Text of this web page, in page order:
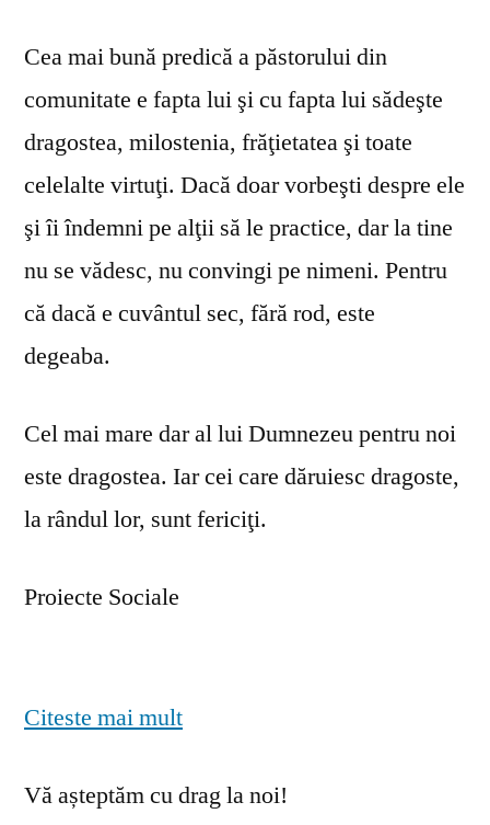
Cea mai bună predică a păstorului din
comunitate e fapta lui şi cu fapta lui sădeşte
dragostea, milostenia, frăţietatea şi toate
celelalte virtuţi. Dacă doar vorbeşti despre ele
şi îi îndemni pe alţii să le practice, dar la tine
nu se vă­desc, nu convingi pe nimeni. Pentru
că dacă e cuvântul sec, fără rod, este
degeaba.
Cel mai mare dar al lui Dumnezeu pentru noi
este dragostea. Iar cei care dăruiesc dragoste,
la rândul lor, sunt fericiţi.
Proiecte Sociale
Citeste mai mult
Vă așteptăm cu drag la noi!